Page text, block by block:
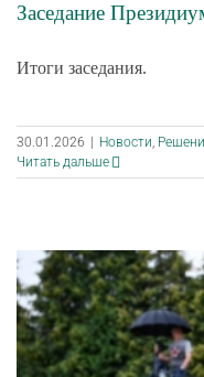
Заседание
Итоги заседания.
30.01.2026 Новости,
Читать дальше